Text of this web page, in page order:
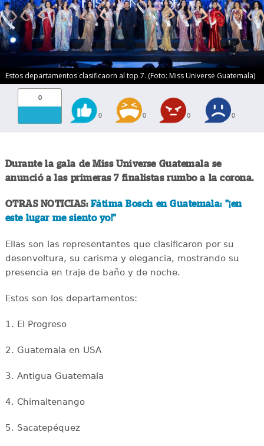
Estos departamentos clasificaorn al top 7. (Foto: Miss Universe Guatemala)
0
0 0 0 0
Durante la gala de Miss Universe Guatemala se
anunció a las primeras 7 finalistas rumbo a la corona.
OTRAS NOTICIAS: Fátima Bosch en Guatemala: "¡en
este lugar me siento yo!"
Ellas son las representantes que clasificaron por su
desenvoltura, su carisma y elegancia, mostrando su
presencia en traje de baño y de noche.
Estos son los departamentos:
1. El Progreso
2. Guatemala en USA
3. Antigua Guatemala
4. Chimaltenango
5. Sacatepéquez